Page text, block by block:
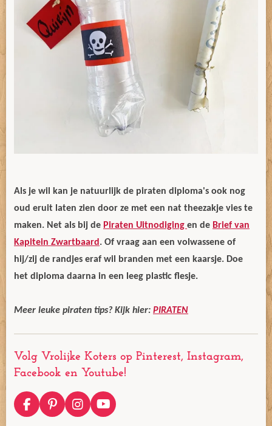
Als je wil kan je natuurlijk de piraten diploma's ook nog
oud eruit laten zien door ze met een nat theezakje vies te
maken. Net als bij de Piraten Uitnodiging en de Brief van
Kapitein Zwartbaard. Of vraag aan een volwassene of
hij/zij de randjes eraf wil branden met een kaarsje. Doe
het diploma daarna in een leeg plastic flesje.
Meer leuke piraten tips? Kijk hier: PIRATEN
Volg Vrolijke Koters op Pinterest, Instagram,
Facebook en Youtube!
F
P
I
Y